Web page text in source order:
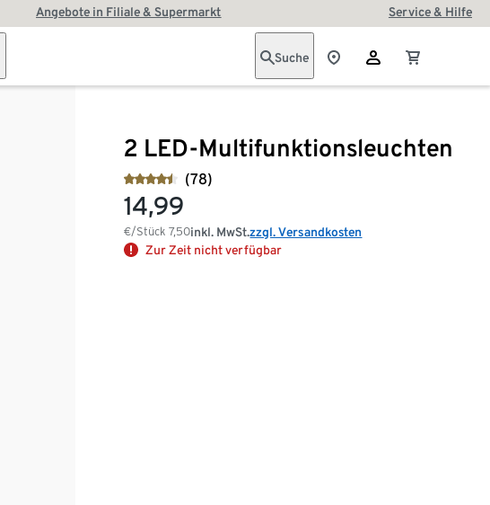
Angebote in Filiale & Supermarkt Service & Hilfe
Suche
2 LED-Multifunktionsleuchten
(78)
14,99
€/Stück7,50inkl. MwSt.zzgl. Versandkosten
Zur Zeit nicht verfügbar